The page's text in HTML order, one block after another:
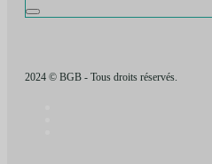
2024 © BGB - Tous droits réservés.